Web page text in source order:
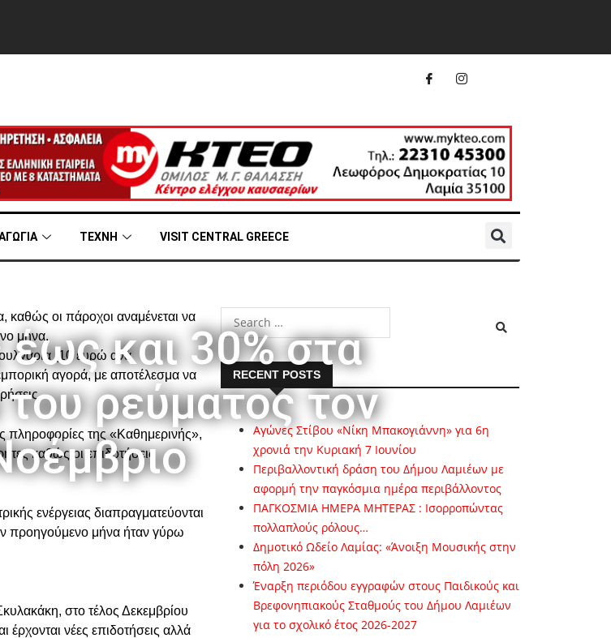
ΤΕΧΝΗ VISIT CENTRAL GREECE
έως και 30% στα
του ρεύματος τον
καθώς οι πάροχοι αναμένεται να
μήνα.
(10 ευρώ ανά
αγορά, με αποτέλεσμα να
πληροφορίες της «Καθημερινής»,
καθώς οι επιδοτήσεις
ενέργειας διαπραγματεύονται
προηγούμενο μήνα ήταν γύρω
στο τέλος Δεκεμβρίου
έρχονται νέες επιδοτήσεις αλλά
RECENT POSTS
Αγώνες Στίβου «Νίκη Μπακογιάννη» για 6η
χρονιά την Κυριακή 7 Ιουνίου
Περιβαλλοντική δράση του Δήμου Λαμιέων με
αφορμή την παγκόσμια ημέρα περιβάλλοντος
ΠΑΓΚΟΣΜΙΑ ΗΜΕΡΑ ΜΗΤΕΡΑΣ : Ισορροπώντας
πολλαπλούς ρόλους…
Δημοτικό Ωδείο Λαμίας: «Άνοιξη Μουσικής στην
πόλη 2026»
Έναρξη περιόδου εγγραφών στους Παιδικούς και
Βρεφονηπιακούς Σταθμούς του Δήμου Λαμιέων
για το σχολικό έτος 2026-2027